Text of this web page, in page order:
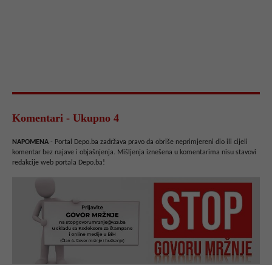
Komentari - Ukupno 4
NAPOMENA - Portal Depo.ba zadržava pravo da obriše neprimjereni dio ili cijeli
komentar bez najave i objašnjenja. Mišljenja iznešena u komentarima nisu stavovi
redakcije web portala Depo.ba!